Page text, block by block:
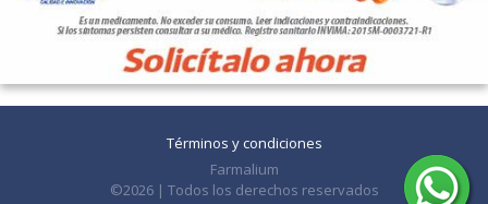
Términos y condiciones
Farmalium
©2026 | Todos los derechos reservados